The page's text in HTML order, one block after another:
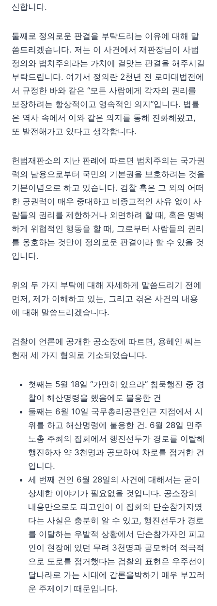
신합니다.
둘째로 정의로운 판결을 부탁드리는 이유에 대해 말
씀드리겠습니다. 저는 이 사건에서 재판장님이 사법
정의와 법치주의라는 가치에 걸맞는 판결을 해주시길
부탁드립니다. 여기서 정의란 2천년 전 로마대법전에
서 규정한 바와 같은 “모든 사람에게 각자의 권리를
보장하려는 항상적이고 영속적인 의지”입니다. 법률
은 역사 속에서 이와 같은 의지를 통해 진화해왔고,
또 발전해가고 있다고 생각합니다.
헌법재판소의 지난 판례에 따르면 법치주의는 국가권
력의 남용으로부터 국민의 기본권을 보호하려는 것을
기본이념으로 하고 있습니다. 검찰 혹은 그 외의 어떠
한 공권력이 매우 중대하고 비종교적인 사유 없이 사
람들의 권리를 제한하거나 외면하려 할 때, 혹은 명백
하게 위협적인 행동을 할 때, 그로부터 사람들의 권리
를 옹호하는 것만이 정의로운 판결이라 할 수 있을 것
입니다.
위의 두 가지 부탁에 대해 자세하게 말씀드리기 전에
먼저, 제가 이해하고 있는, 그리고 겪은 사건의 내용
에 대해 말씀드리겠습니다.
검찰이 언론에 공개한 공소장에 따르면, 용혜인 씨는
현재 세 가지 혐의로 기소되었습니다.
첫째는 5월 18일 “가만히 있으라” 침묵행진 중 경
찰이 해산명령을 했음에도 불응한 건
둘째는 6월 10일 국무총리공관인근 지점에서 시
위를 하고 해산명령에 불응한 건. 6월 28일 민주
노총 주최의 집회에서 행진선두가 경로를 이탈해
행진하자 약 3천명과 공모하여 차로를 점거한 건
입니다.
세 번째 건인 6월 28일의 사건에 대해서는 굳이
상세한 이야기가 필요없을 것입니다. 공소장의
내용만으로도 피고인이 이 집회의 단순참가자였
다는 사실은 충분히 알 수 있고, 행진선두가 경로
를 이탈하는 우발적 상황에서 단순참가자인 피고
인이 현장에 있던 무려 3천명과 공모하여 적극적
으로 도로를 점거했다는 검찰의 표현은 우주선이
달나라로 가는 시대에 갑론을박하기 매우 부끄러
운 주제이기 때문입니다.